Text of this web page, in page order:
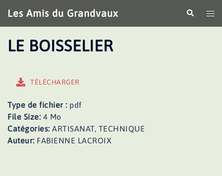
au
contenu
Les Amis du Grandvaux
le
LE BOISSELIER
TÉLÉCHARGER
Type de fichier : pdf
File Size: 4 Mo
Catégories: ARTISANAT, TECHNIQUE
Auteur: FABIENNE LACROIX